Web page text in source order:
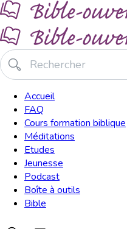
Accueil
FAQ
Cours formation biblique
Méditations
Etudes
Jeunesse
Podcast
Boîte à outils
Bible